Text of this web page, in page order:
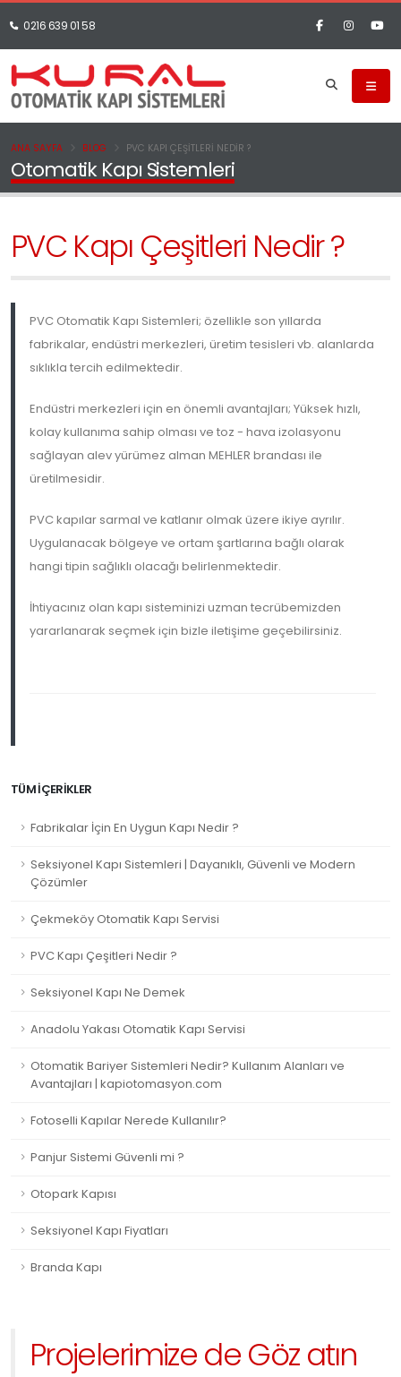
0216 639 01 58
Otomatik Kapı Sistemleri
ANA SAYFA BLOG PVC KAPI ÇEŞITLERI NEDIR ?
PVC Kapı Çeşitleri Nedir ?
PVC Otomatik Kapı Sistemleri; özellikle son yıllarda
fabrikalar, endüstri merkezleri, üretim tesisleri vb. alanlarda
sıklıkla tercih edilmektedir.
Endüstri merkezleri için en önemli avantajları; Yüksek hızlı,
kolay kullanıma sahip olması ve toz - hava izolasyonu
sağlayan alev yürümez alman MEHLER brandası ile
üretilmesidir.
PVC kapılar sarmal ve katlanır olmak üzere ikiye ayrılır.
Uygulanacak bölgeye ve ortam şartlarına bağlı olarak
hangi tipin sağlıklı olacağı belirlenmektedir.
İhtiyacınız olan kapı sisteminizi uzman tecrübemizden
yararlanarak seçmek için bizle iletişime geçebilirsiniz.
TÜM İÇERIKLER
Fabrikalar İçin En Uygun Kapı Nedir ?
Seksiyonel Kapı Sistemleri | Dayanıklı, Güvenli ve Modern
Çözümler
Çekmeköy Otomatik Kapı Servisi
PVC Kapı Çeşitleri Nedir ?
Seksiyonel Kapı Ne Demek
Anadolu Yakası Otomatik Kapı Servisi
Otomatik Bariyer Sistemleri Nedir? Kullanım Alanları ve
Avantajları | kapiotomasyon.com
Fotoselli Kapılar Nerede Kullanılır?
Panjur Sistemi Güvenli mi ?
Otopark Kapısı
Seksiyonel Kapı Fiyatları
Branda Kapı
Projelerimize de Göz atın